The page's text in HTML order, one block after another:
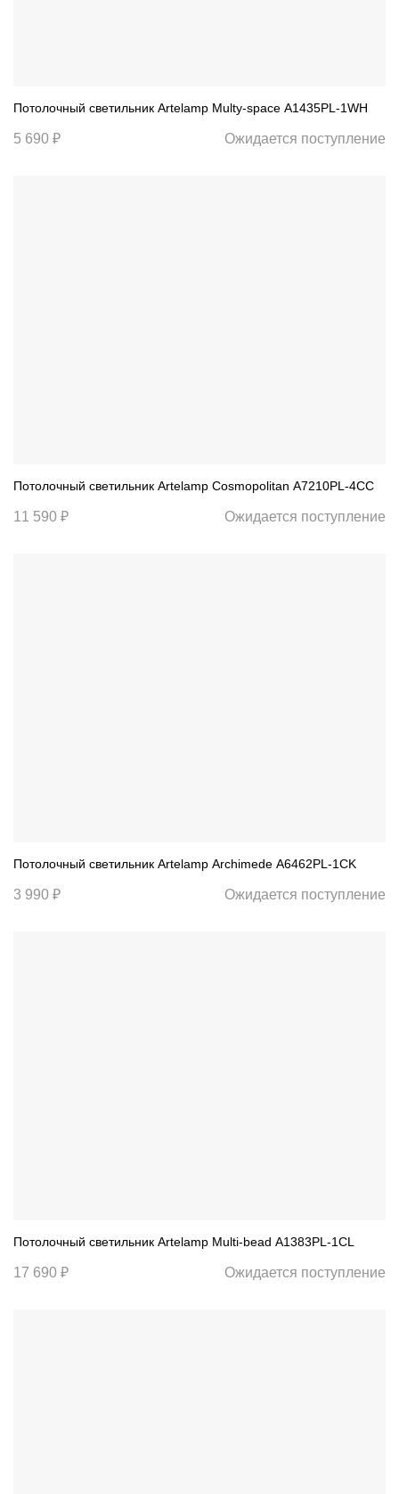
Потолочный светильник Artelamp Multy-space A1435PL-1WH
5 690 ₽ Ожидается поступление
Потолочный светильник Artelamp Cosmopolitan A7210PL-4CC
11 590 ₽ Ожидается поступление
Потолочный светильник Artelamp Archimede A6462PL-1CK
3 990 ₽ Ожидается поступление
Потолочный светильник Artelamp Multi-bead A1383PL-1CL
17 690 ₽ Ожидается поступление